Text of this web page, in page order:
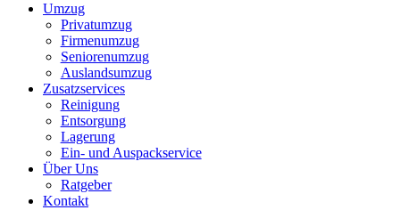
Umzug
Privatumzug
Firmenumzug
Seniorenumzug
Auslandsumzug
Zusatzservices
Reinigung
Entsorgung
Lagerung
Ein- und Auspackservice
Über Uns
Ratgeber
Kontakt